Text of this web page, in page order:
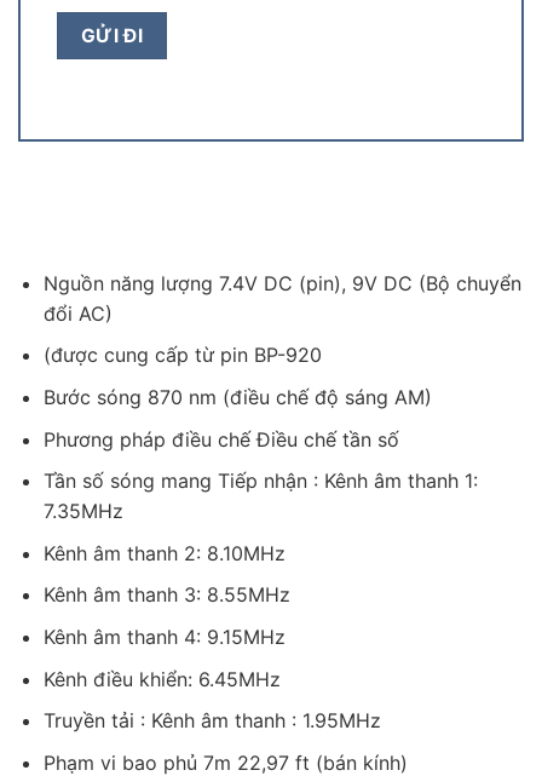
Nguồn năng lượng 7.4V DC (pin), 9V DC (Bộ chuyển
đổi AC)
(được cung cấp từ pin BP-920
Bước sóng 870 nm (điều chế độ sáng AM)
Phương pháp điều chế Điều chế tần số
Tần số sóng mang Tiếp nhận : Kênh âm thanh 1:
7.35MHz
Kênh âm thanh 2: 8.10MHz
Kênh âm thanh 3: 8.55MHz
Kênh âm thanh 4: 9.15MHz
Kênh điều khiển: 6.45MHz
Truyền tải : Kênh âm thanh : 1.95MHz
Phạm vi bao phủ 7m 22,97 ft (bán kính)